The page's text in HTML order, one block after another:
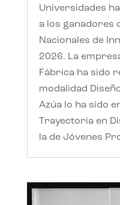
Universidades
a los ganadores
Nacionales de
2026. La
Fábrica ha sido
modalidad
Azúa lo ha sido
Trayectoria en
la de Jóvenes